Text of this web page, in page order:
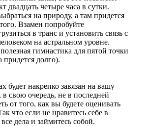
двадцать четыре часа в сутки.
на природу, а там придется
Взамен попробуйте
в транс и установить связь с
на астральном уровне.
гимнастика для пятой точки
придется долго).
будет накрепко завязан на вашу
в свою очередь, не в последней
от того, как вы будете оценивать
что если не нравитесь себе в
дела и займитесь собой.